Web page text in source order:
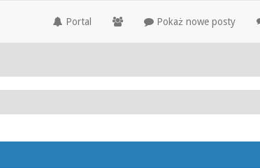
Portal Pokaż nowe posty